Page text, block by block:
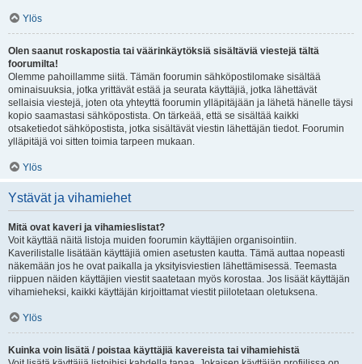
Ylös
Olen saanut roskapostia tai väärinkäytöksiä sisältäviä viestejä tältä
foorumilta!
Olemme pahoillamme siitä. Tämän foorumin sähköpostilomake sisältää
ominaisuuksia, jotka yrittävät estää ja seurata käyttäjiä, jotka lähettävät
sellaisia viestejä, joten ota yhteyttä foorumin ylläpitäjään ja lähetä hänelle täysi
kopio saamastasi sähköpostista. On tärkeää, että se sisältää kaikki
otsaketiedot sähköpostista, jotka sisältävät viestin lähettäjän tiedot. Foorumin
ylläpitäjä voi sitten toimia tarpeen mukaan.
Ylös
Ystävät ja vihamiehet
Mitä ovat kaveri ja vihamieslistat?
Voit käyttää näitä listoja muiden foorumin käyttäjien organisointiin.
Kaverilistalle lisätään käyttäjiä omien asetusten kautta. Tämä auttaa nopeasti
näkemään jos he ovat paikalla ja yksityisviestien lähettämisessä. Teemasta
riippuen näiden käyttäjien viestit saatetaan myös korostaa. Jos lisäät käyttäjän
vihamieheksi, kaikki käyttäjän kirjoittamat viestit piilotetaan oletuksena.
Ylös
Kuinka voin lisätä / poistaa käyttäjiä kavereista tai vihamiehistä